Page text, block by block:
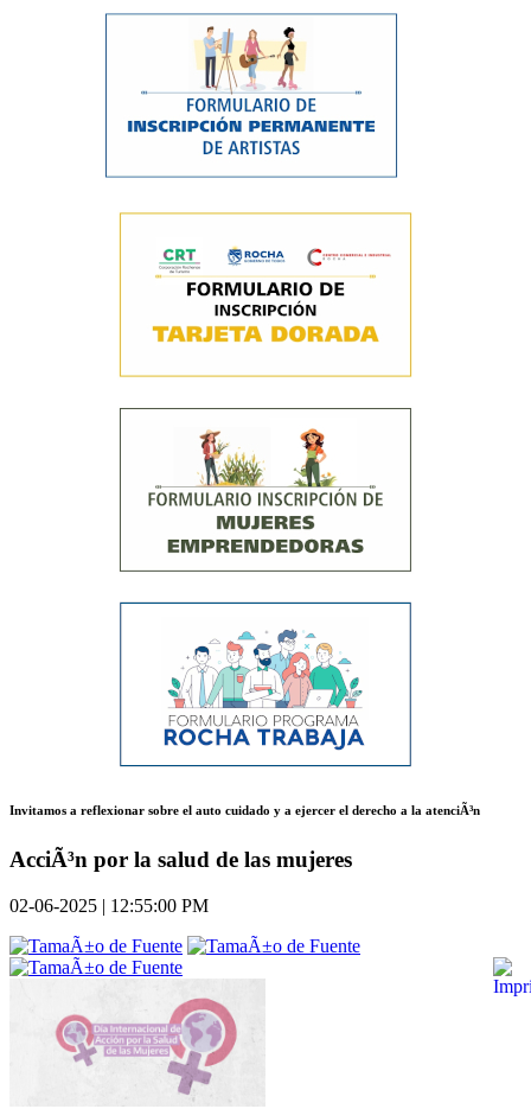
Invitamos a reflexionar sobre el auto cuidado y a ejercer el derecho a la atenciÃ³n
AcciÃ³n por la salud de las mujeres
02-06-2025 | 12:55:00 PM